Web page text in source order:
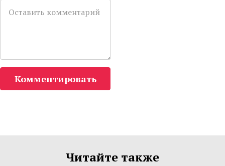
Комментировать
Читайте также